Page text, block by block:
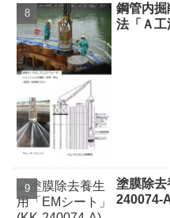
鋼管内
法「Ａ
塗膜除
240074-